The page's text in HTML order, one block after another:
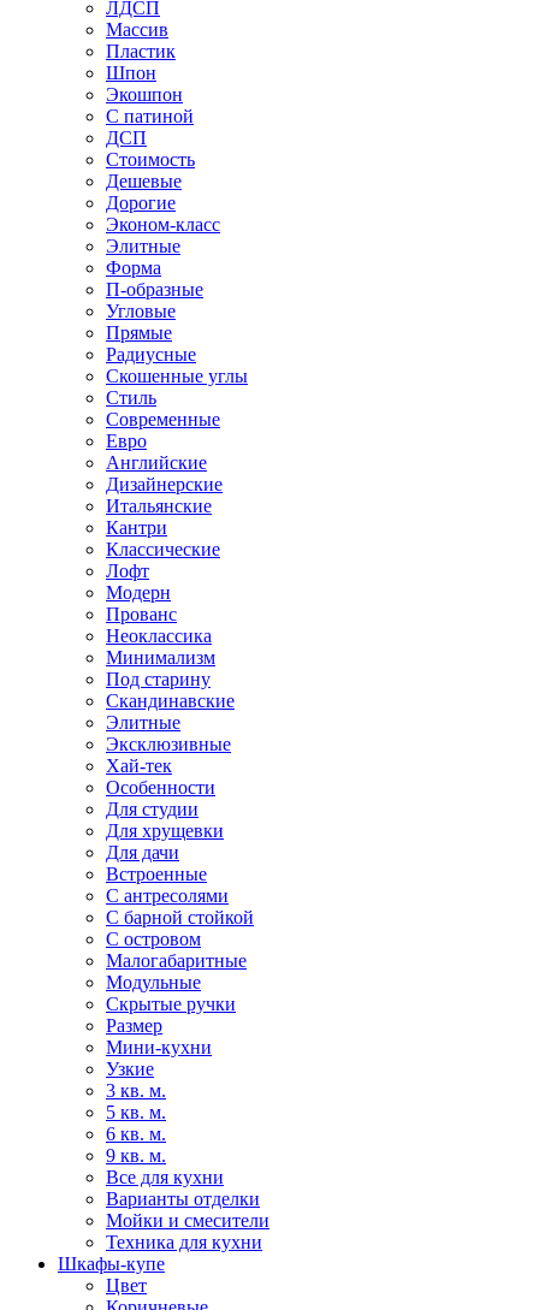
ЛДСП
Массив
Пластик
Шпон
Экошпон
С патиной
ДСП
Стоимость
Дешевые
Дорогие
Эконом-класс
Элитные
Форма
П-образные
Угловые
Прямые
Радиусные
Скошенные углы
Стиль
Современные
Евро
Английские
Дизайнерские
Итальянские
Кантри
Классические
Лофт
Модерн
Прованс
Неоклассика
Минимализм
Под старину
Скандинавские
Элитные
Эксклюзивные
Хай-тек
Особенности
Для студии
Для хрущевки
Для дачи
Встроенные
С антресолями
С барной стойкой
С островом
Малогабаритные
Модульные
Скрытые ручки
Размер
Мини-кухни
Узкие
3 кв. м.
5 кв. м.
6 кв. м.
9 кв. м.
Все для кухни
Варианты отделки
Мойки и смесители
Техника для кухни
Шкафы-купе
Цвет